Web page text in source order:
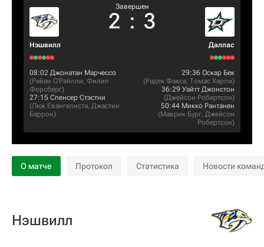
Нэшвилл
Завершен
2 : 3
Даллас
08:02 Джонатан Марчессо
(Райан О'Райлли, Филип
Форсберг)
27:15 Спенсер Стэстни
(Люк Евангелиста, Джастин
Баррон)
29:36 Оскар Бек
(Радек Факса, Томас Харли)
36:29 Уайтт Джонстон
(Джейсон Робертсон)
50:44 Микко Рантанен
(Маврик Бург, Джейсон
Робертсон)
О матче Протокол Статистика Новости
Нэшвилл